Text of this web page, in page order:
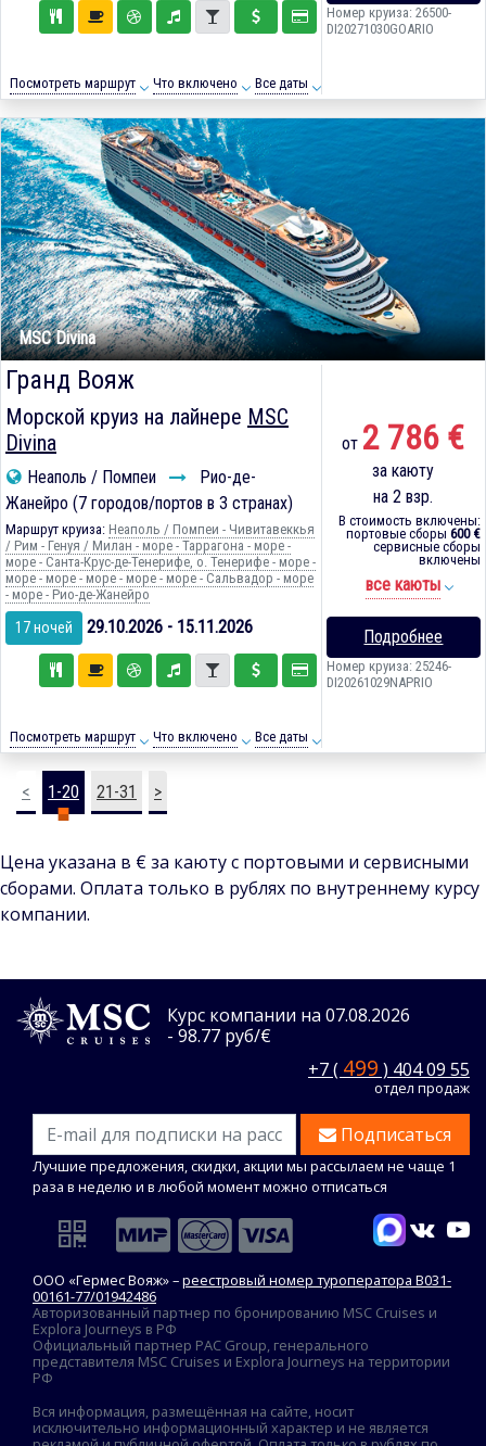
Посмотреть маршрут Что включено Все даты
Номер круиза: 26500-
DI20271030GOARIO
MSC Divina
Гранд Вояж
Морской круиз на лайнере MSC
Divina
Неаполь / Помпеи
Рио-де-
Жанейро (7 городов/портов в 3 странах)
Маршрут круиза: Неаполь / Помпеи - Чивитавеккья
/ Рим - Генуя / Милан - море - Таррагона - море -
море - Санта-Крус-де-Тенерифе, о. Тенерифе - море -
море - море - море - море - море - Сальвадор - море
- море - Рио-де-Жанейро
17 ночей 29.10.2026 - 15.11.2026
Посмотреть маршрут Что включено Все даты
от 2 786 €
за каюту
на 2 взр.
В стоимость включены:
портовые сборы 600 €
сервисные сборы
включены
все каюты
Подробнее
Номер круиза: 25246-
DI20261029NAPRIO
< 1-20 21-31 >
Цена указана в € за каюту с портовыми и сервисными
сборами. Оплата только в рублях по внутреннему курсу
компании.
Курс компании на 07.08.2026
- 98.77 руб/€
+7 ( 499 ) 404 09 55
отдел продаж
Подписаться
Лучшие предложения, скидки, акции мы рассылаем не чаще 1
раза в неделю и в любой момент можно отписаться
ООО «Гермес Вояж» –реестровый номер туроператора В031-
00161-77/01942486
Авторизованный партнер по бронированию MSC Cruises и
Explora Journeys в РФ
Официальный партнер PAC Group, генерального
представителя MSC Cruises и Explora Journeys на территории
РФ
Вся информация, размещённая на сайте, носит
исключительно информационный характер и не является